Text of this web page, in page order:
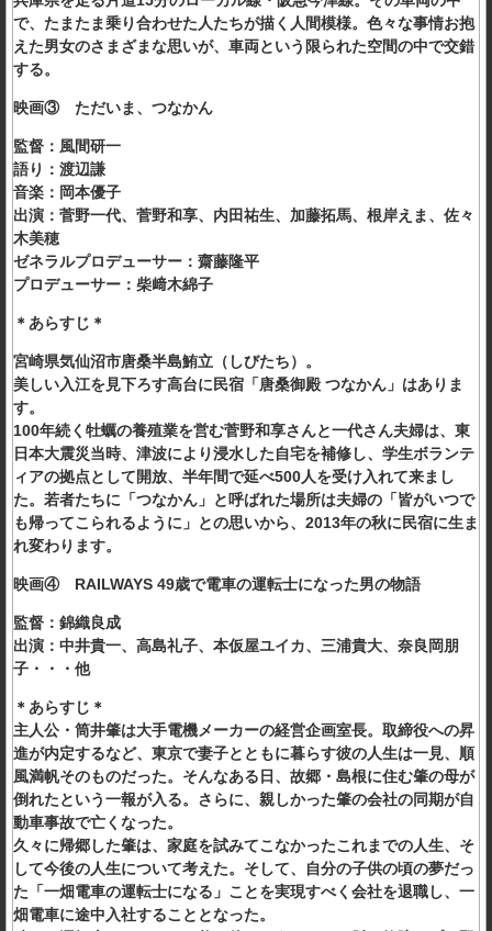
で、たまたま乗り合わせた人たちが描く人間模様。色々な事情お抱
えた男女のさまざまな思いが、車両という限られた空間の中で交錯
する。
映画③ ただいま、つなかん
監督：風間研一
語り：渡辺謙
音楽：岡本優子
出演：菅野一代、菅野和享、内田祐生、加藤拓馬、根岸えま、佐々
木美穂
ゼネラルプロデューサー：齋藤隆平
プロデューサー：柴﨑木綿子
＊あらすじ＊
宮崎県気仙沼市唐桑半島鮪立（しびたち）。
美しい入江を見下ろす高台に民宿「唐桑御殿 つなかん」はありま
す。
100年続く牡蠣の養殖業を営む菅野和享さんと一代さん夫婦は、東
日本大震災当時、津波により浸水した自宅を補修し、学生ボランテ
ィアの拠点として開放、半年間で延べ500人を受け入れて来まし
た。若者たちに「つなかん」と呼ばれた場所は夫婦の「皆がいつで
も帰ってこられるように」との思いから、2013年の秋に民宿に生ま
れ変わります。
映画④ RAILWAYS 49歳で電車の運転士になった男の物語
監督：錦織良成
出演：中井貴一、高島礼子、本仮屋ユイカ、三浦貴大、奈良岡朋
子・・・他
＊あらすじ＊
主人公・筒井肇は大手電機メーカーの経営企画室長。取締役への昇
進が内定するなど、東京で妻子とともに暮らす彼の人生は一見、順
風満帆そのものだった。そんなある日、故郷・島根に住む肇の母が
倒れたという一報が入る。さらに、親しかった肇の会社の同期が自
動車事故で亡くなった。
久々に帰郷した肇は、家庭を試みてこなかったこれまでの人生、そ
して今後の人生について考えた。そして、自分の子供の頃の夢だっ
た「一畑電車の運転士になる」ことを実現すべく会社を退職し、一
畑電車に途中入社することとなった。